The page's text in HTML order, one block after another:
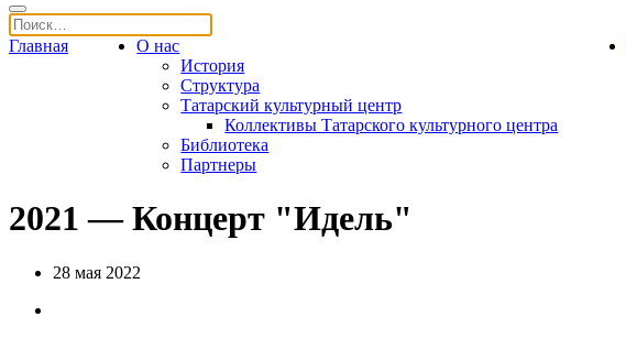
Главная
О нас
История
Структура
Татарский культурный центр
Коллективы Татарского культурного центра
Библиотека
Партнеры
2021 — Концерт "Идель"
28 мая 2022